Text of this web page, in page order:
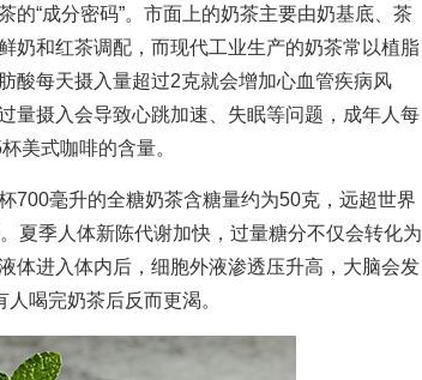
“成分密码”。市面上的奶茶主要由奶基底、茶
奶和红茶调配，而现代工业生产的奶茶常以植脂
酸每天摄入量超过2克就会增加心血管疾病风
量摄入会导致心跳加速、失眠等问题，成年人每
美式咖啡的含量。
毫升的全糖奶茶含糖量约为50克，远超世界
夏季人体新陈代谢加快，过量糖分不仅会转化为
进入体内后，细胞外液渗透压升高，大脑会发
喝完奶茶后反而更渴。